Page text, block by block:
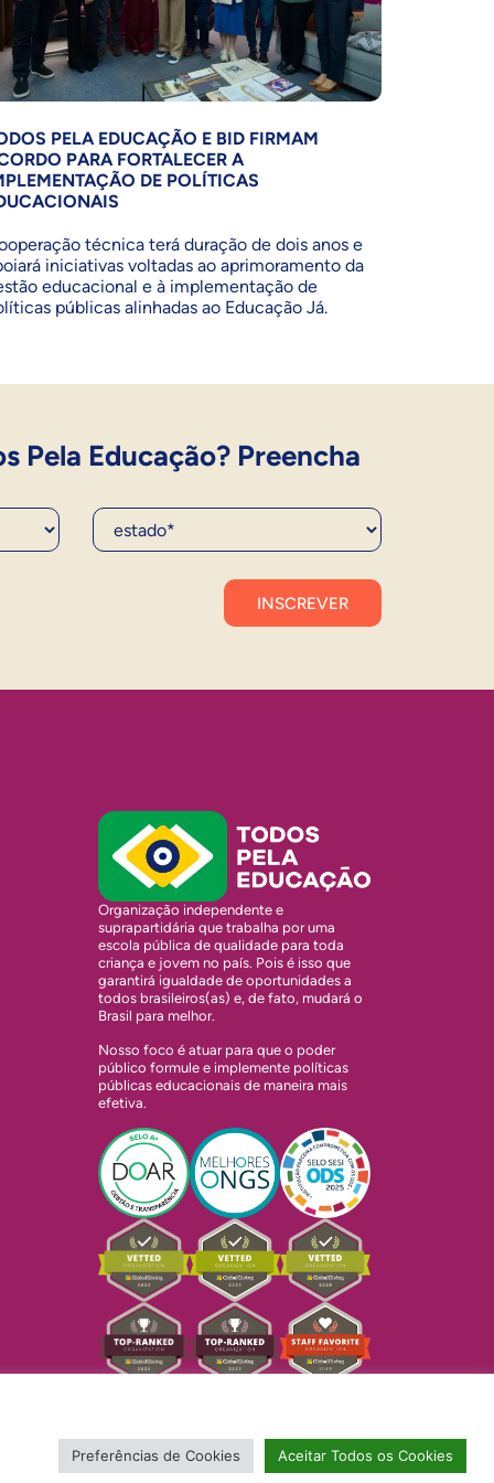
PELA EDUCAÇÃO E BID FIRMAM
PARA FORTALECER A
DE POLÍTICAS
técnica terá duração de dois anos e
iniciativas voltadas ao aprimoramento da
educacional e à implementação de
públicas alinhadas ao Educação Já.
Pela Educação? Preencha
Estado*
Organização independente e
suprapartidária que trabalha por uma
escola pública de qualidade para toda
criança e jovem no país. Pois é isso que
garantirá igualdade de oportunidades a
todos brasileiros(as) e, de fato, mudará o
Brasil para melhor.
Nosso foco é atuar para que o poder
público formule e implemente políticas
públicas educacionais de maneira mais
efetiva.
Copyright © 2024 Todos Pela Educação
Preferências de Cookies Aceitar Todos os Cookies